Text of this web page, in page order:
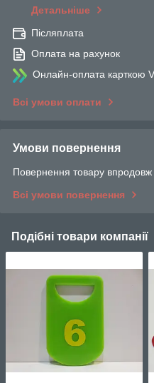
Детальніше
Післяплата
Оплата на рахунок
Онлайн-оплата карткою
Всі умови оплати
Умови повернення
Повернення товару впродовж
Всі умови повернення
Подібні товари компанії